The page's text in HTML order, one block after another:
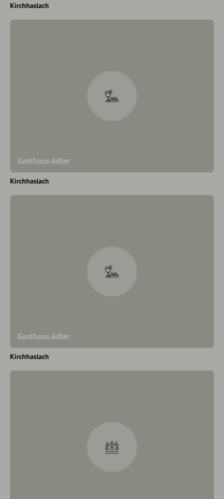
Kirchhaslach
Gasthaus Adler
Kirchhaslach
Gasthaus Adler
Kirchhaslach